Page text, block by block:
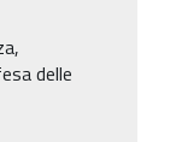
delle